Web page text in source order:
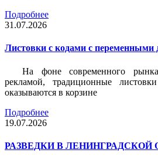
Подробнее
31.07.2026
Листовки c кодами с
На фоне современного
рекламой, традиционные
оказываются в корзине
Подробнее
19.07.2026
РАЗВЕДКИ В ЛЕНИНГРАДСКОЙ